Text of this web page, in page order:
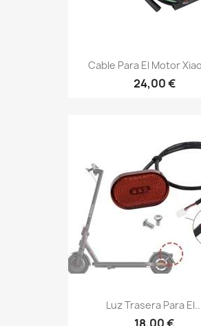
Cable Para El Motor
24,00 €
Luz Trasera Para